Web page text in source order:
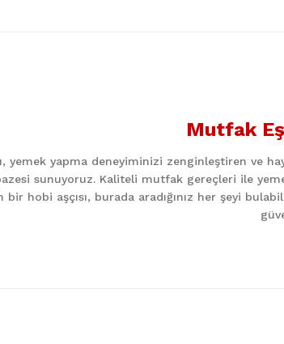
daha pahalı.
Mutfak
yemek yapma deneyiminizi zenginleştiren ve
sunuyoruz. Kaliteli mutfak gereçleri ile
bir hobi aşçısı, burada aradığınız her şeyi